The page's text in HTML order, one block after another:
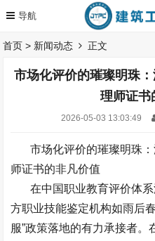
首页 > 新闻动态 正文
市场化评价的璀璨明珠
理师证书
2026-05-03 13:03:49
市场化评价的璀璨明珠
师证书的非凡价值
在中国职业教育评价体
方职业技能鉴定机构如雨后
服”政策落地的有力承接者。